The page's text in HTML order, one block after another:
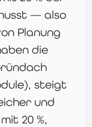
— also
Planung
die
steigt
und
20 %,